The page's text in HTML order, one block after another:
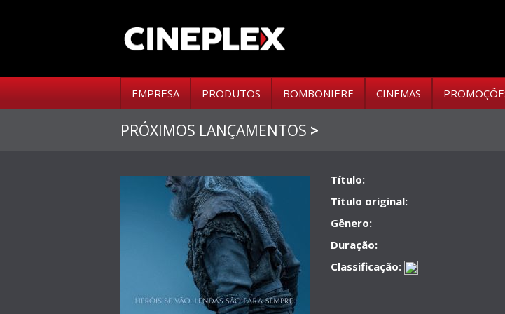
EMPRESA PRODUTOS BOMBONIERE CINEMAS
PRÓXIMOS LANÇAMENTOS >
Título:
Título original:
Gênero:
Duração:
Classificação: